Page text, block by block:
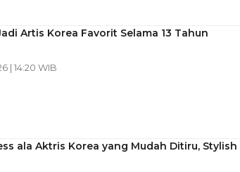
Artis Korea Favorit Selama 13 Tahun
| 14:20 WIB
ala Aktris Korea yang Mudah Ditiru, Stylish